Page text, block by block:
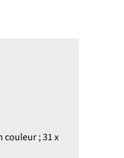
couleur ; 31 x